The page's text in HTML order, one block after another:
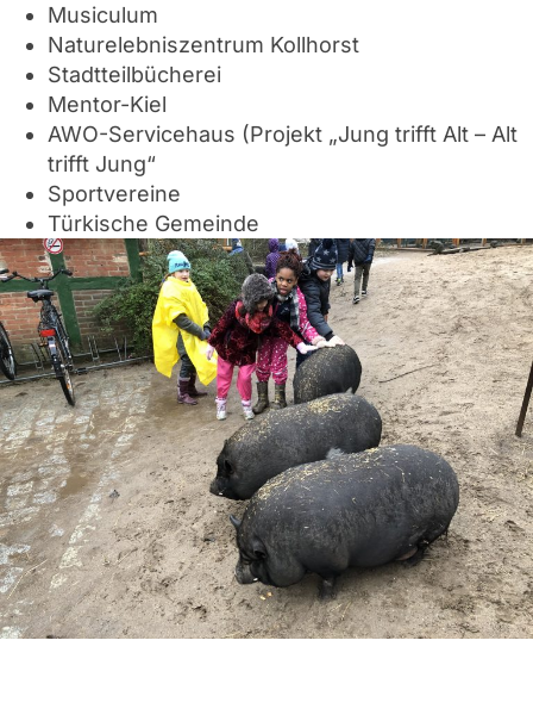
Musiculum
Naturelebniszentrum Kollhorst
Stadtteilbücherei
Mentor-Kiel
AWO-Servicehaus (Projekt „Jung trifft Alt – Alt
trifft Jung“
Sportvereine
Türkische Gemeinde